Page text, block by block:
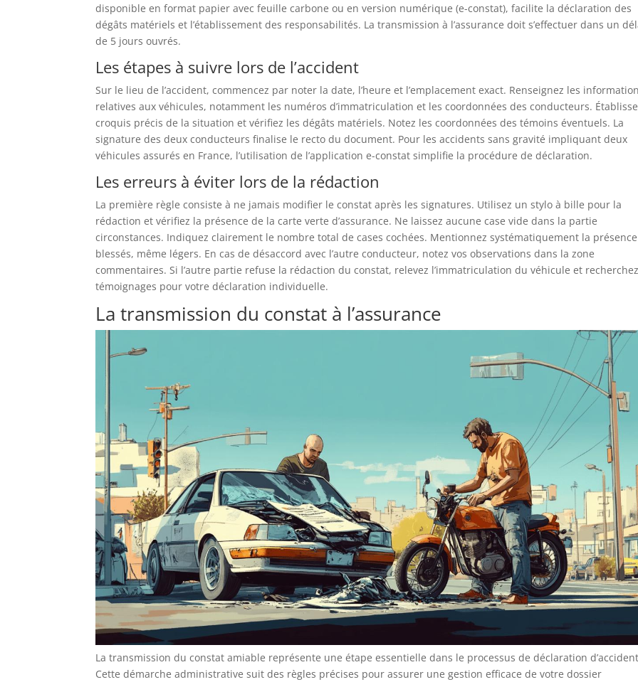
disponible en format papier avec feuille carbone ou en version numérique (e-constat), facilite la déclaration des
dégâts matériels et l’établissement des responsabilités. La transmission à l’assurance doit s’effectuer dans un
de 5 jours ouvrés.
Les étapes à suivre lors de l’accident
Sur le lieu de l’accident, commencez par noter la date, l’heure et l’emplacement exact. Renseignez les
relatives aux véhicules, notamment les numéros d’immatriculation et les coordonnées des conducteurs.
croquis précis de la situation et vérifiez les dégâts matériels. Notez les coordonnées des témoins éventuels. La
signature des deux conducteurs finalise le recto du document. Pour les accidents sans gravité impliquant deux
véhicules assurés en France, l’utilisation de l’application e-constat simplifie la procédure de déclaration.
Les erreurs à éviter lors de la rédaction
La première règle consiste à ne jamais modifier le constat après les signatures. Utilisez un stylo à bille pour la
rédaction et vérifiez la présence de la carte verte d’assurance. Ne laissez aucune case vide dans la partie
circonstances. Indiquez clairement le nombre total de cases cochées. Mentionnez systématiquement la
blessés, même légers. En cas de désaccord avec l’autre conducteur, notez vos observations dans la zone
commentaires. Si l’autre partie refuse la rédaction du constat, relevez l’immatriculation du véhicule et
témoignages pour votre déclaration individuelle.
La transmission du constat à l’assurance
La transmission du constat amiable représente une étape essentielle dans le processus de déclaration
Cette démarche administrative suit des règles précises pour assurer une gestion efficace de votre dossier